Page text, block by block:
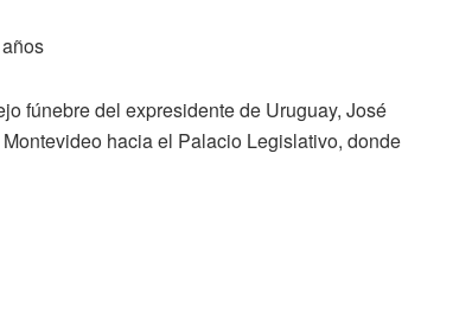
fúnebre del expresidente de Uruguay, José
hacia el Palacio Legislativo, donde